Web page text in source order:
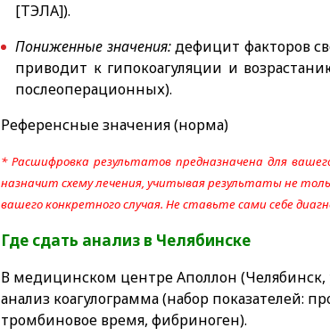
[ТЭЛА]).
Пониженные значения:дефицит факторов
приводит к гипокоагуляции и
послеоперационных).
Референсные значения (норма)
* Расшифровка результатов предназначена для
назначит схему лечения, учитывая результаты не
вашего конкретного случая. Не ставьте сами себе
Где сдать анализ в Челябинске
В медицинском центре Аполлон (Челябинск,
анализ коагулограмма (набор показателей:
тромбиновое время, фибриноген).